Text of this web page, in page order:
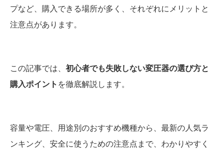
プなど、購入できる場所が多く、それぞれにメリットと
注意点があります。
この記事では、 初心者でも失敗しない変圧器の選び方と
購入ポイント を徹底解説します。
容量や電圧、用途別のおすすめ機種から、最新の人気ラ
ンキング、安全に使うための注意点まで、わかりやすく